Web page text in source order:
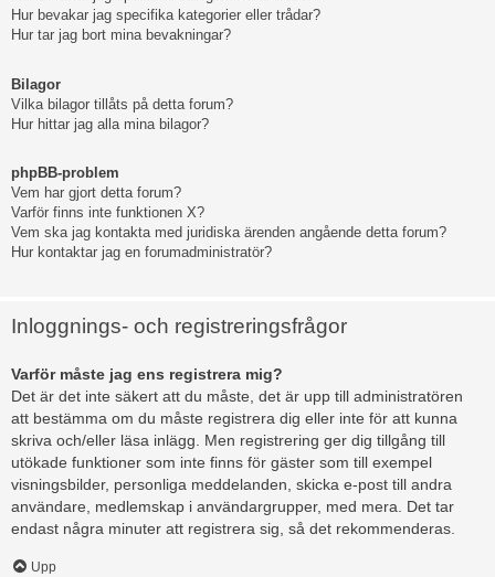
Hur bevakar jag specifika kategorier eller trådar?
Hur tar jag bort mina bevakningar?
Bilagor
Vilka bilagor tillåts på detta forum?
Hur hittar jag alla mina bilagor?
phpBB-problem
Vem har gjort detta forum?
Varför finns inte funktionen X?
Vem ska jag kontakta med juridiska ärenden angående detta forum?
Hur kontaktar jag en forumadministratör?
Inloggnings- och registreringsfrågor
Varför måste jag ens registrera mig?
Det är det inte säkert att du måste, det är upp till administratören
att bestämma om du måste registrera dig eller inte för att kunna
skriva och/eller läsa inlägg. Men registrering ger dig tillgång till
utökade funktioner som inte finns för gäster som till exempel
visningsbilder, personliga meddelanden, skicka e-post till andra
användare, medlemskap i användargrupper, med mera. Det tar
endast några minuter att registrera sig, så det rekommenderas.
Upp